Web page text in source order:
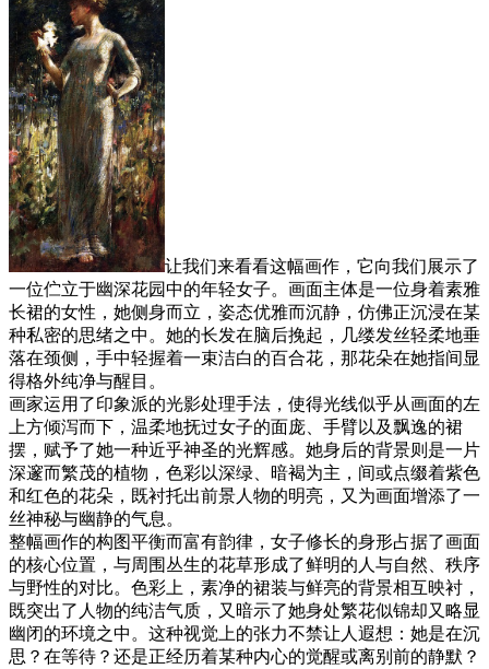
让我们来看看这幅画作，它向我们展示了
一位伫立于幽深花园中的年轻女子。画面主体是一位身着素雅
长裙的女性，她侧身而立，姿态优雅而沉静，仿佛正沉浸在某
种私密的思绪之中。她的长发在脑后挽起，几缕发丝轻柔地垂
落在颈侧，手中轻握着一束洁白的百合花，那花朵在她指间显
得格外纯净与醒目。
画家运用了印象派的光影处理手法，使得光线似乎从画面的左
上方倾泻而下，温柔地抚过女子的面庞、手臂以及飘逸的裙
摆，赋予了她一种近乎神圣的光辉感。她身后的背景则是一片
深邃而繁茂的植物，色彩以深绿、暗褐为主，间或点缀着紫色
和红色的花朵，既衬托出前景人物的明亮，又为画面增添了一
丝神秘与幽静的气息。
整幅画作的构图平衡而富有韵律，女子修长的身形占据了画面
的核心位置，与周围丛生的花草形成了鲜明的人与自然、秩序
与野性的对比。色彩上，素净的裙装与鲜亮的背景相互映衬，
既突出了人物的纯洁气质，又暗示了她身处繁花似锦却又略显
幽闭的环境之中。这种视觉上的张力不禁让人遐想：她是在沉
思？在等待？还是正经历着某种内心的觉醒或离别前的静默？